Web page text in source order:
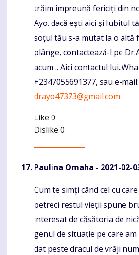
trăim împreună fericiți din
Ayo. dacă ești aici și Iubitul
soțul tău s-a mutat la o altă
plânge, contactează-l pe
acum .. Aici contactul
+2347055691377, sau e-
drayo47373@gmail.com
Like 0
Dislike 0
Paulina Omaha - 2021-02-
Komentaras
Cum te simți când cel cu
petreci restul vieții spune
interesat de căsătoria de
genul de situație pe care
dat peste dracul de vrăji